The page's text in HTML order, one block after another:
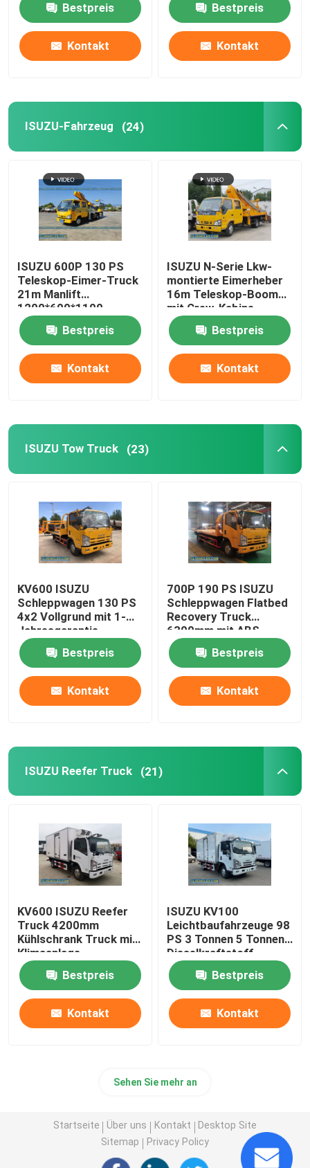
Bestpreis
Kontakt
Bestpreis
Kontakt
ISUZU-Fahrzeug (24)
ISUZU 600P 130 PS
Teleskop-Eimer-Truck
21m Manlift
1200*600*1100
Bestpreis
Kontakt
ISUZU N-Serie Lkw-
montierte Eimerheber
16m Teleskop-Boom
mit Crew-Kabine
Bestpreis
Kontakt
ISUZU Tow Truck (23)
KV600 ISUZU
Schleppwagen 130 PS
4x2 Vollgrund mit 1-
Jahresgarantie
Bestpreis
Kontakt
700P 190 PS ISUZU
Schleppwagen Flatbed
Recovery Truck
6300mm mit ABS
Bremsen
Bestpreis
Kontakt
ISUZU Reefer Truck (21)
KV600 ISUZU Reefer
Truck 4200mm
Kühlschrank Truck mit
Klimaanlage
Bestpreis
Kontakt
ISUZU KV100
Leichtbaufahrzeuge 98
PS 3 Tonnen 5 Tonnen
Dieselkraftstoff
Bestpreis
Kontakt
Sehen Sie mehr an
Startseite Über uns Kontakt
Desktop Site
Sitemap
Privacy Policy